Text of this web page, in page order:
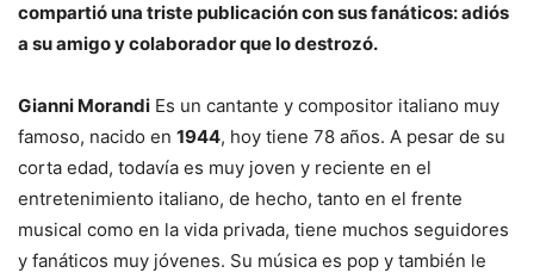
compartió una triste publicación con sus fanáticos: adiós
a su amigo y colaborador que lo destrozó.
Gianni Morandi Es un cantante y compositor italiano muy
famoso, nacido en 1944, hoy tiene 78 años. A pesar de su
corta edad, todavía es muy joven y reciente en el
entretenimiento italiano, de hecho, tanto en el frente
musical como en la vida privada, tiene muchos seguidores
y fanáticos muy jóvenes. Su música es pop y también le